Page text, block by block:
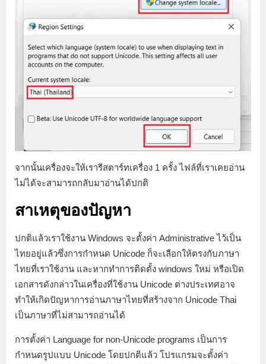
จากนั้นเครื่องจะให้เรารีสตาร์ทเครื่อง 1 ครั้ง ไฟล์ที่เราเคยอ่าน
ไม่ได้จะสามารถกลับมาอ่านได้ปกติ
สาเหตุของปัญหา
ปกติแล้วเราใช้งาน Windows จะตั้งค่า Administrative ไว้เป็น
ไทยอยู่แล้วซึ่งการกำหนด Unicode ก็จะเลือกให้ตรงกับภาษา
ไทยที่เราใช้งาน และหากทำการติดตั้ง windows ใหม่ หรือเปิด
เอกสารดังกล่าวในเครื่องที่ใช้งาน Unicode ต่างประเทศอาจ
ทำให้เกิดปัญหาการอ่านภาษาไทยที่สร้างจาก Unicode Thai
เป็นภาษาที่ไม่สามารถอ่านได้
การตั้งค่า Language for non-Unicode programs เป็นการ
กำหนดรูปแบบ Unicode โดยปกติแล้ว โปรแกรมจะตั้งค่า